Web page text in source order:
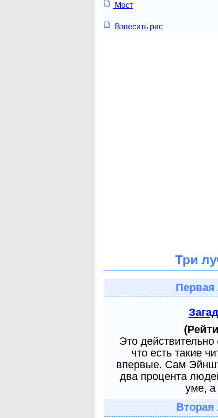
Мост
Взвесить рис
Три
Первая
Это
что есть такие
впервые. Сам
два процента
уме, а
Вторая